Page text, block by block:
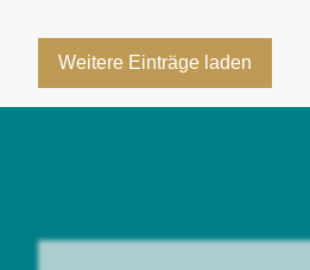
Weitere Einträge laden